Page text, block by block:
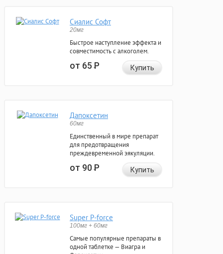
Сиалис Софт
20мг
Быстрое наступление эффекта и
совместимость с алкоголем.
от 65Р Купить
Дапоксетин
60мг
Единственный в мире препарат
для предотвращения
преждевременной эякуляции.
от 90Р Купить
Super P-force
100мг + 60мг
Самые популярные препараты в
одной таблетке — Виагра и